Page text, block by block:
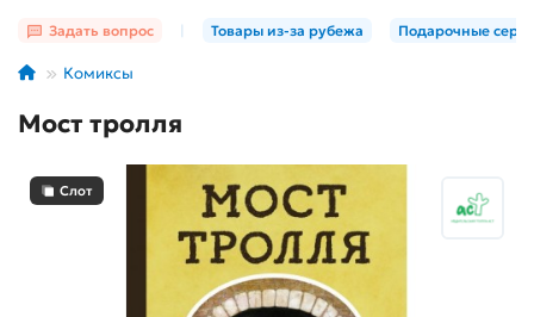
Задать вопрос Товары из-за рубежа Подарочные
Комиксы
Мост тролля
Слот